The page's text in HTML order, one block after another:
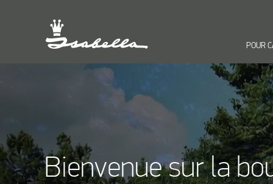
POUR
Bienvenue sur la